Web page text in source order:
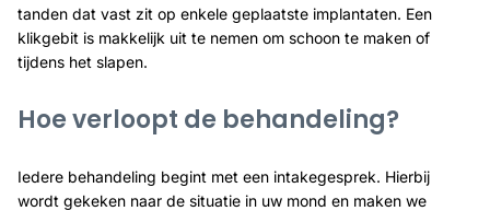
tanden dat vast zit op enkele geplaatste implantaten. Een
klikgebit is makkelijk uit te nemen om schoon te maken of
tijdens het slapen.
Hoe verloopt de behandeling?
Iedere behandeling begint met een intakegesprek. Hierbij
wordt gekeken naar de situatie in uw mond en maken we